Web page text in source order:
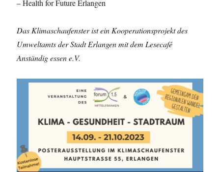
– Health for Future Erlangen
Das Klimaschaufenster ist ein Kooperationsprojekt des
Umweltamts der Stadt Erlangen mit dem Lesecafé
Anständig essen e.V.